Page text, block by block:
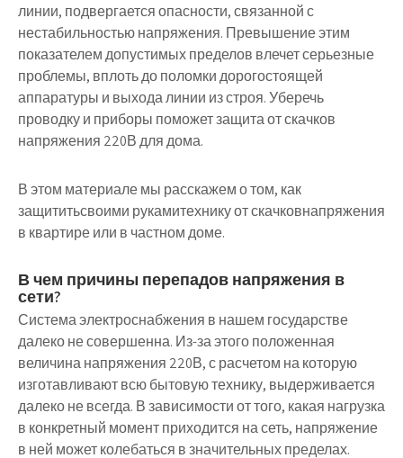
линии, подвергается опасности, связанной с
нестабильностью напряжения. Превышение этим
показателем допустимых пределов влечет серьезные
проблемы, вплоть до поломки дорогостоящей
аппаратуры и выхода линии из строя. Уберечь
проводку и приборы поможет защита от скачков
напряжения 220В для дома.
В этом материале мы расскажем о том, как
защититьсвоими рукамитехнику от скачковнапряжения
в квартире или в частном доме.
В чем причины перепадов напряжения в
сети?
Система электроснабжения в нашем государстве
далеко не совершенна. Из-за этого положенная
величина напряжения 220В, с расчетом на которую
изготавливают всю бытовую технику, выдерживается
далеко не всегда. В зависимости от того, какая нагрузка
в конкретный момент приходится на сеть, напряжение
в ней может колебаться в значительных пределах.